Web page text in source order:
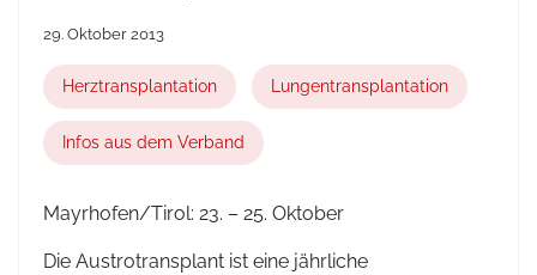
29. Oktober 2013
Herztransplantation Lungentransplantation
Infos aus dem Verband
Mayrhofen/Tirol: 23. – 25. Oktober
Die Austrotransplant ist eine jährliche